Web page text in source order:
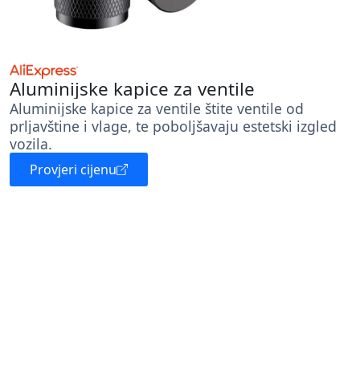
Aluminijske kapice za ventile
Aluminijske kapice za ventile štite ventile od
prljavštine i vlage, te poboljšavaju estetski izgled
vozila.
Provjeri cijenu